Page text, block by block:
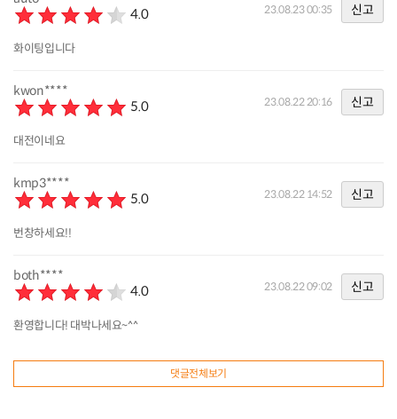
4.0
23.08.23 00:35 신고
화이팅입니다
kwon****
5.0
23.08.22 20:16 신고
대전이네요
kmp3****
5.0
23.08.22 14:52 신고
번창하세요!!
both****
4.0
23.08.22 09:02 신고
환영합니다! 대박나세요~^^
댓글전체보기